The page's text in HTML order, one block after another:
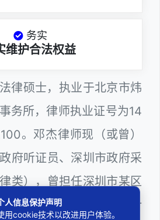
务实
维护合法权益
律硕士，执业于北京市炜
务所，律师执业证号为14
。邓杰律师现（或曾）
府听证员、深圳市政府采
类），曾担任深圳市某区
、建设工程定标专家、计
人信息保护声明
用cookie技术以改进用户体验。